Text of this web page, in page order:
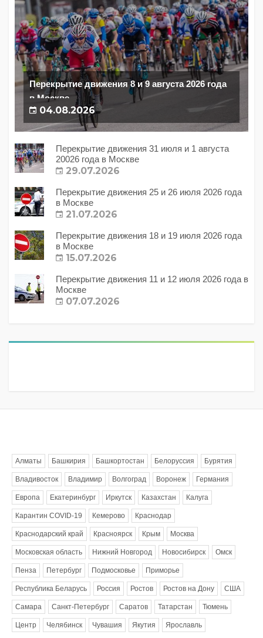
Перекрытие движения 8 и 9 августа 2026 года
в Москве
04.08.2026
Перекрытие движения 31 июля и 1 августа
20026 года в Москве
29.07.2026
Перекрытие движения 25 и 26 июля 2026 года
в Москве
21.07.2026
Перекрытие движения 18 и 19 июля 2026 года
в Москве
15.07.2026
Перекрытие движения 11 и 12 июля 2026 года в
Москве
07.07.2026
Алматы Башкирия Башкортостан Белоруссия Бурятия
Владивосток Владимир Волгоград Воронеж Германия
Европа Екатеринбург Иркутск Казахстан Калуга
Карантин COVID-19 Кемерово Краснодар
Краснодарский край Красноярск Крым Москва
Московская область Нижний Новгород Новосибирск Омск
Пенза Петербург Подмосковье Приморье
Республика Беларусь Россия Ростов Ростов на Дону США
Самара Санкт-Петербург Саратов Татарстан Тюмень
Центр Челябинск Чувашия Якутия Ярославль